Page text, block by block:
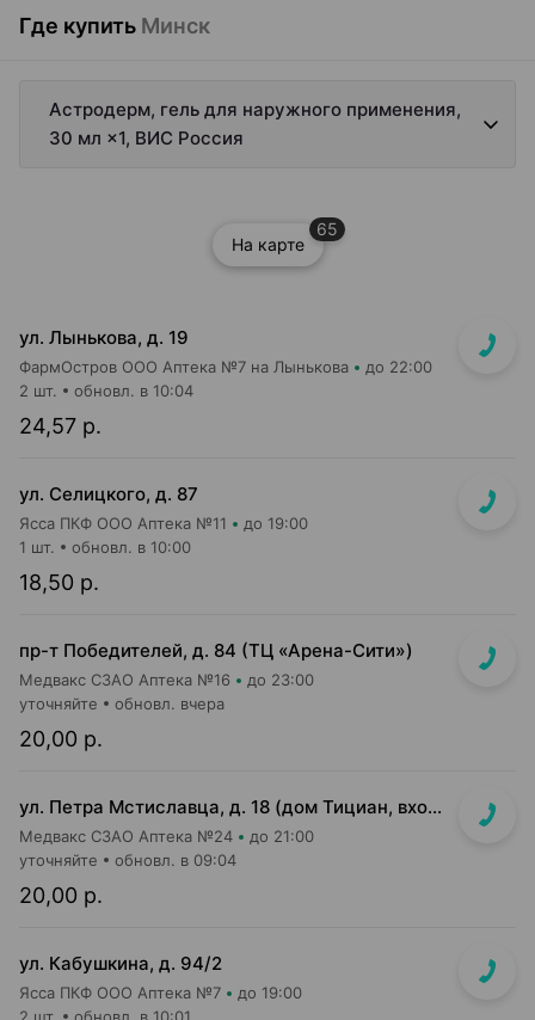
Где купить Минск
Астродерм, гель для наружного применения,
30 мл ×1, ВИС Россия
На карте
65
ул. Лынькова, д. 19
ФармОстров ООО Аптека №7 на Лынькова до 22:00
24,57 р.
2 шт. обновл. в 10:04
ул. Селицкого, д. 87
Ясса ПКФ ООО Аптека №11 до 19:00
18,50 р.
1 шт. обновл. в 10:00
пр-т Победителей, д. 84 (ТЦ «Арена-Сити»)
Медвакс СЗАО Аптека №16 до 23:00
20,00 р.
уточняйте обновл. вчера
ул. Петра Мстиславца, д. 18 (дом Тициан, вход со стороны двора между 2 и 3 подъездом)
Медвакс СЗАО Аптека №24 до 21:00
20,00 р.
уточняйте обновл. в 09:04
ул. Кабушкина, д. 94/2
Ясса ПКФ ООО Аптека №7 до 19:00